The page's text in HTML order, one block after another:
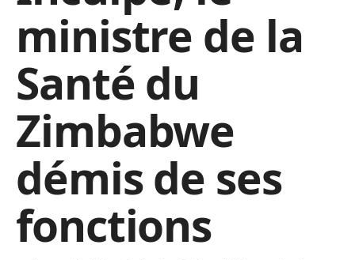
ministre de la
Santé du
Zimbabwe
démis de ses
fonctions